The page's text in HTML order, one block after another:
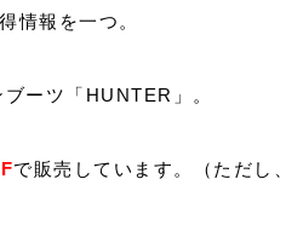
情報を一つ。
ーツ「HUNTER」。
で販売しています。（ただし